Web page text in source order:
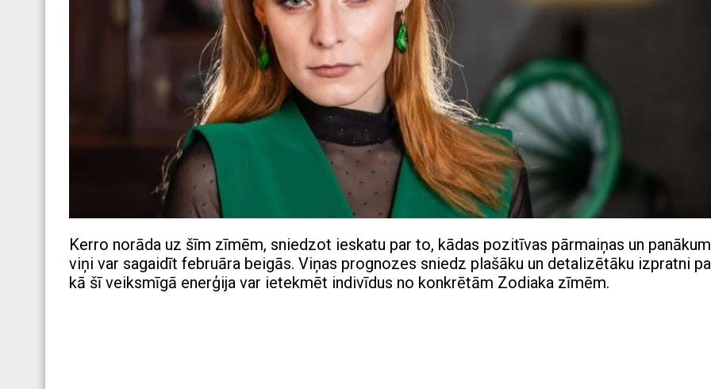
Kerro norāda uz šīm zīmēm, sniedzot ieskatu par to, kādas pozitīvas pārmaiņas un
viņi var sagaidīt februāra beigās. Viņas prognozes sniedz plašāku un detalizētāku izpratni
kā šī veiksmīgā enerģija var ietekmēt indivīdus no konkrētām Zodiaka zīmēm.